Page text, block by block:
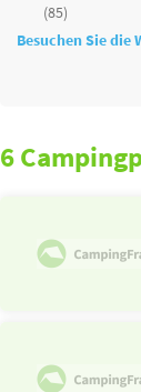
(85)
Besuchen Sie die
6